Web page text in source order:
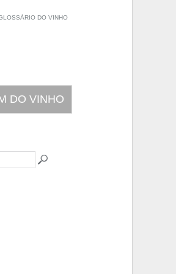
DO VINHO
DO VINHO